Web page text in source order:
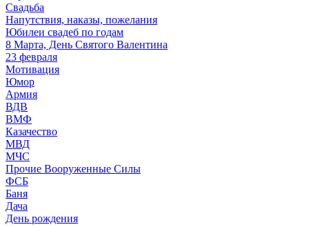
Свадьба
Напутствия, наказы, пожелания
Юбилеи свадеб по годам
8 Марта, День Святого Валентина
23 февраля
Мотивация
Юмор
Армия
ВДВ
ВМФ
Казачество
МВД
МЧС
Прочие Вооруженные Силы
ФСБ
Баня
Дача
День рождения